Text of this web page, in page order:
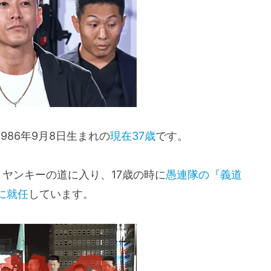
年9月8日生まれの現在37歳です。
ンキーの道に入り、17歳の時に愚連隊の『義道
就任しています。